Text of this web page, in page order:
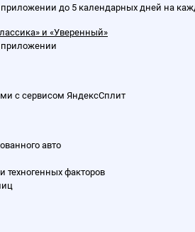
до 5 календарных дней на
и «Уверенный»
приложении
с сервисом ЯндексСплит
авто
техногенных факторов